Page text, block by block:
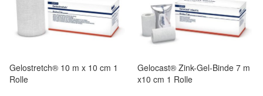
Gelostretch® 10 m x 10 cm 1
Rolle
Gelocast® Zink-Gel-Binde 7 m
x10 cm 1 Rolle